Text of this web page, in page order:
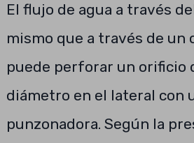
El flujo de agua a través
mismo que a través de un
puede perforar un orificio
diámetro en el lateral con
punzonadora. Según la